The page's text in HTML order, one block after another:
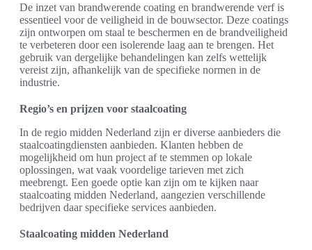
De inzet van brandwerende coating en brandwerende verf is
essentieel voor de veiligheid in de bouwsector. Deze coatings
zijn ontworpen om staal te beschermen en de brandveiligheid
te verbeteren door een isolerende laag aan te brengen. Het
gebruik van dergelijke behandelingen kan zelfs wettelijk
vereist zijn, afhankelijk van de specifieke normen in de
industrie.
Regio’s en prijzen voor staalcoating
In de regio midden Nederland zijn er diverse aanbieders die
staalcoatingdiensten aanbieden. Klanten hebben de
mogelijkheid om hun project af te stemmen op lokale
oplossingen, wat vaak voordelige tarieven met zich
meebrengt. Een goede optie kan zijn om te kijken naar
staalcoating midden Nederland, aangezien verschillende
bedrijven daar specifieke services aanbieden.
Staalcoating midden Nederland